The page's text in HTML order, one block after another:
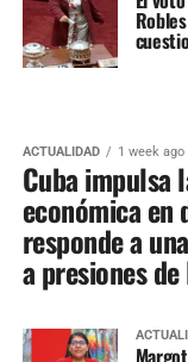
ACTUALIDAD 1 week ago
Cuba impulsa
económica en
responde a
a presiones